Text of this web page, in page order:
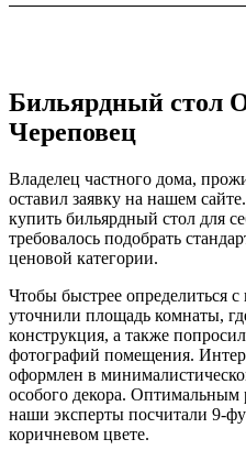
Бильярдный стол
Череповец
Владелец частного дома,
оставил заявку на нашем
купить бильярдный стол для
требовалось подобрать
ценовой категории.
Чтобы быстрее определиться
уточнили площадь комнаты,
конструкция, а также
фотографий помещения.
оформлен в
особого декора. Оптимальным
наши эксперты посчитали 9-
коричневом цвете.